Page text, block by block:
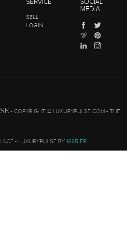
SERVICE
SELL
LOGIN
SOCIAL
MEDIA
- COPYRIGHT © LUXURYPULSE.COM - THE
- LUXURYPULSE BY 1665.FR